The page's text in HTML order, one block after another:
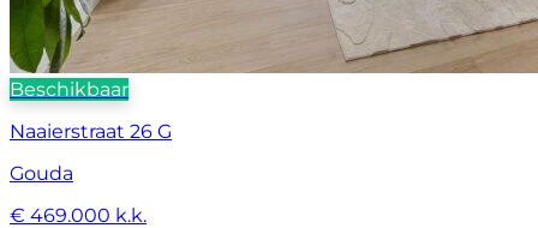
Beschikbaar
Naaierstraat 26 G
Gouda
€ 469.000 k.k.